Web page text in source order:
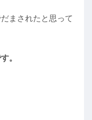
まされたと思って
。